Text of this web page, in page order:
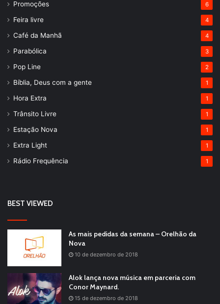
Promoções 6
Feira livre 4
Café da Manhã 4
Parabólica 3
Pop Line 2
Bíblia, Deus com a gente 1
Hora Extra 1
Trânsito Livre 1
Estação Nova 1
Extra Light 1
Rádio Frequência 1
BEST VIEWED
As mais pedidas da semana – Orelhão da
Nova
10 de dezembro de 2018
Alok lança nova música em parceria com
Conor Maynard.
15 de dezembro de 2018